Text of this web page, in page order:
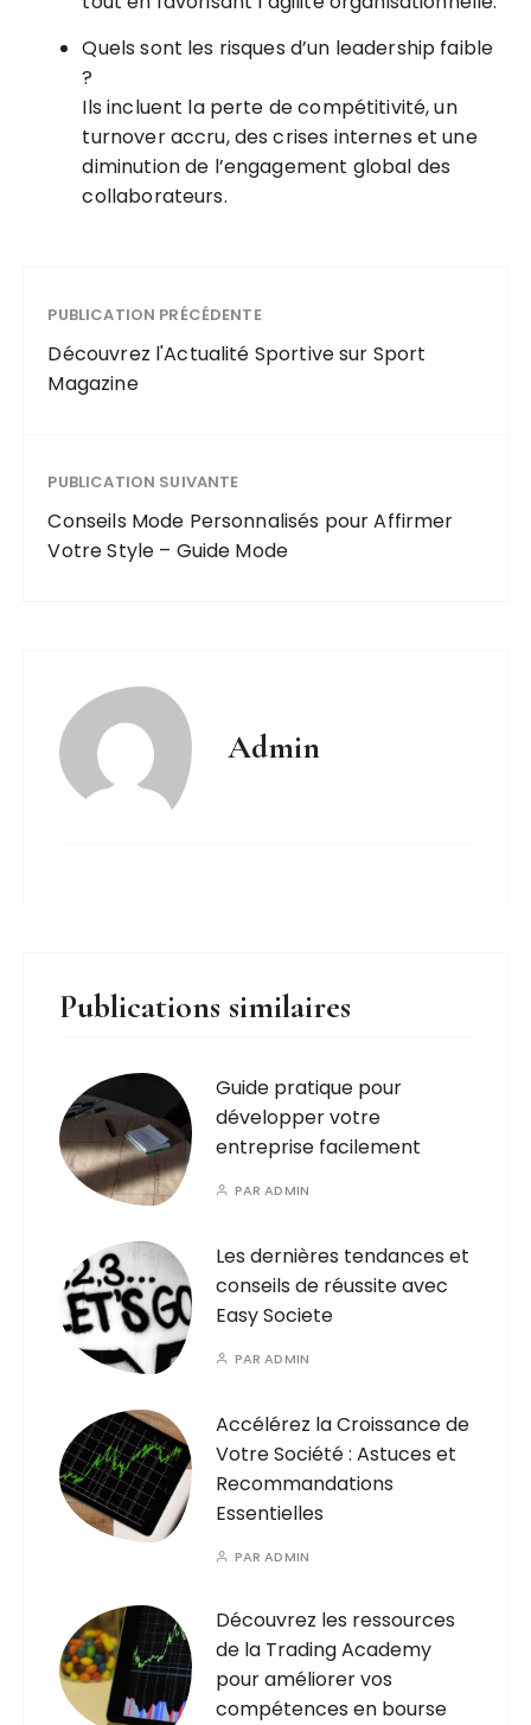
Quels sont les risques d’un leadership faible
?
Ils incluent la perte de compétitivité, un
turnover accru, des crises internes et une
diminution de l’engagement global des
collaborateurs.
PUBLICATION PRÉCÉDENTE
Découvrez l'Actualité Sportive sur Sport
Magazine
PUBLICATION SUIVANTE
Conseils Mode Personnalisés pour Affirmer
Votre Style – Guide Mode
Admin
Publications similaires
Guide pratique pour
développer votre
entreprise facilement
PARADMIN
Les dernières tendances et
conseils de réussite avec
Easy Societe
PARADMIN
Accélérez la Croissance de
Votre Société : Astuces et
Recommandations
Essentielles
PARADMIN
Découvrez les ressources
de la Trading Academy
pour améliorer vos
compétences en bourse